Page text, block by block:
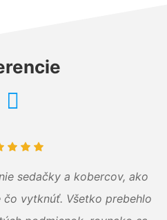
sedačky a kobercov, ako
čo vytknúť. Všetko prebehlo